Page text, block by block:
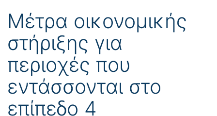
Μέτρα οικονομικής
στήριξης για
περιοχές που
εντάσσονται στο
επίπεδο 4